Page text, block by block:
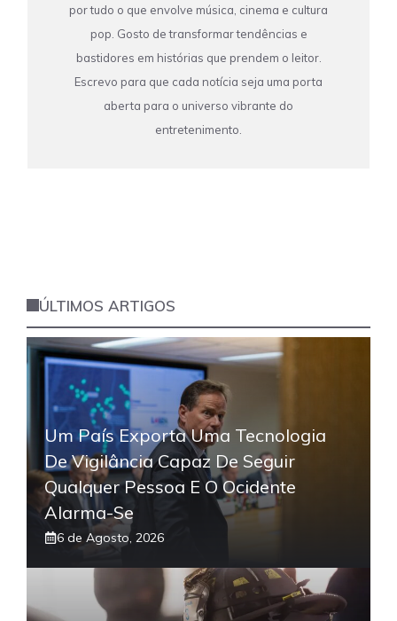
por tudo o que envolve música, cinema e cultura
pop. Gosto de transformar tendências e
bastidores em histórias que prendem o leitor.
Escrevo para que cada notícia seja uma porta
aberta para o universo vibrante do
entretenimento.
ÚLTIMOS ARTIGOS
Um País Exporta Uma Tecnologia
De Vigilância Capaz De Seguir
Qualquer Pessoa E O Ocidente
Alarma-Se
6 de Agosto, 2026